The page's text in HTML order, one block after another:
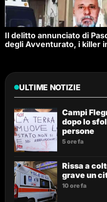
Il delitto annunciato di
degli Avventurato, i killer
ULTIME NOTIZIE
Campi
dopo lo
persone
5 ore fa
Rissa a
grave un
10 ore fa